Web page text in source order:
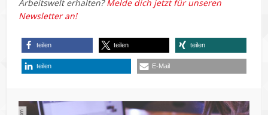
Arbeitswelt erhalten?Melde dich jetzt für unseren
Newsletter an!
teilen teilen teilen
teilen E-Mail